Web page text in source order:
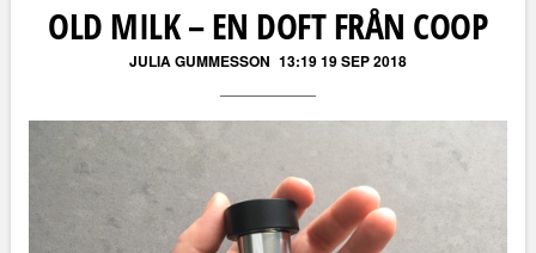
OLD MILK – EN DOFT FRÅN COOP
JULIA GUMMESSON 13:19 19 SEP 2018